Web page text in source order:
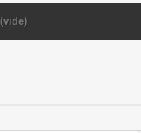
(vide)